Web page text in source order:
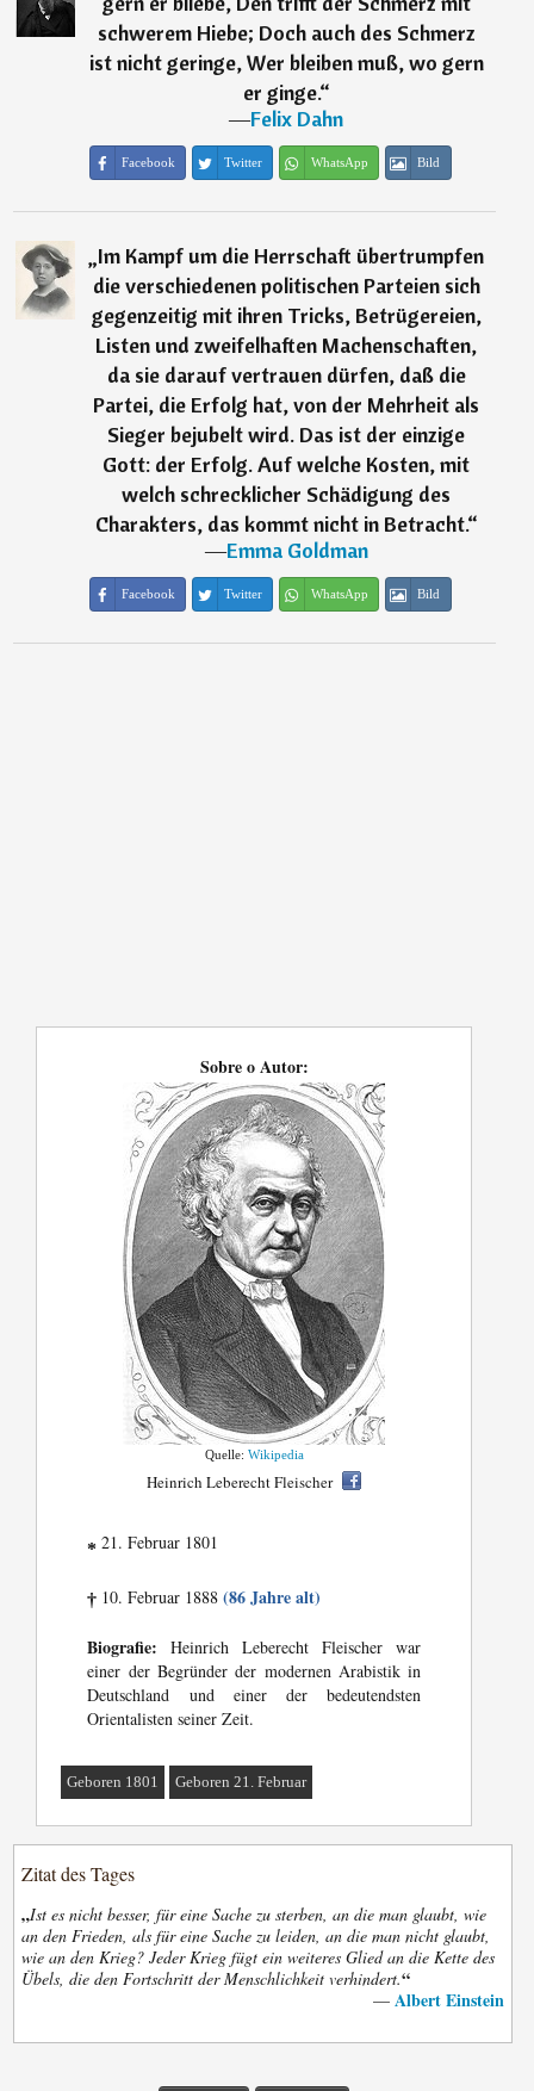
schwerem Hiebe; Doch auch des Schmerz
ist nicht geringe, Wer bleiben muß, wo gern
er ginge.“
―Felix Dahn
Facebook Twitter WhatsApp Bild
„Im Kampf um die Herrschaft übertrumpfen
die verschiedenen politischen Parteien sich
gegenzeitig mit ihren Tricks, Betrügereien,
Listen und zweifelhaften Machenschaften,
da sie darauf vertrauen dürfen, daß die
Partei, die Erfolg hat, von der Mehrheit als
Sieger bejubelt wird. Das ist der einzige
Gott: der Erfolg. Auf welche Kosten, mit
welch schrecklicher Schädigung des
Charakters, das kommt nicht in Betracht.“
―Emma Goldman
Facebook Twitter WhatsApp Bild
Sobre o Autor:
Quelle: Wikipedia
Heinrich Leberecht Fleischer
* 21. Februar 1801
† 10. Februar 1888(86 Jahre alt)
Biografie: Heinrich Leberecht Fleischer war
einer der Begründer der modernen Arabistik in
Deutschland und einer der bedeutendsten
Orientalisten seiner Zeit.
Geboren 1801 Geboren 21. Februar
Zitat des Tages
„Ist es nicht besser, für eine Sache zu sterben, an die man glaubt, wie
an den Frieden, als für eine Sache zu leiden, an die man nicht glaubt,
wie an den Krieg? Jeder Krieg fügt ein weiteres Glied an die Kette des
Übels, die den Fortschritt der Menschlichkeit verhindert.“
— Albert Einstein